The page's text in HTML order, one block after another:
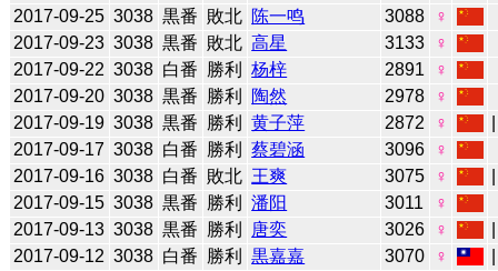
2017-09-25 3038 黒番 敗北 陈一鸣 3088
♀
2017-09-23 3038 黒番 敗北 高星 3133
♀
2017-09-22 3038 白番 勝利 杨梓 2891
♀
2017-09-20 3038 黒番 勝利 陶然 2978
♀
2017-09-19 3038 黒番 勝利 黄子萍 2872 ♀
2017-09-17 3038 白番 勝利 蔡碧涵 3096
♀
2017-09-16 3038 白番 敗北 王爽 3075 ♀
2017-09-15 3038 黒番 勝利 潘阳 3011
♀
2017-09-13 3038 黒番 勝利 唐奕 3026 ♀
2017-09-12 3038 白番 勝利 黒嘉嘉 3070 ♀